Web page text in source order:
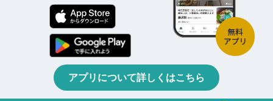
アプリについて詳しくはこちら